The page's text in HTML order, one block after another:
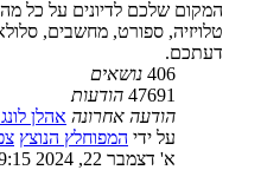
המקום שלכם לדיונים על כל
טלויזיה, ספורט, מחשבים,
דעתכם.
406 נושאים
47691 הודעות
הודעה אחרונה אהלן
על ידי המפוחלץ הנוצץ
א' דצמבר 22, 2024 9:15 pm